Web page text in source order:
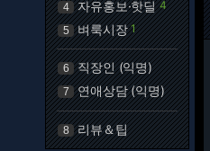
4 자유홍보·핫딜 4
5 벼룩시장 1
6 직장인 (익명)
7 연애상담 (익명)
8 리뷰＆팁